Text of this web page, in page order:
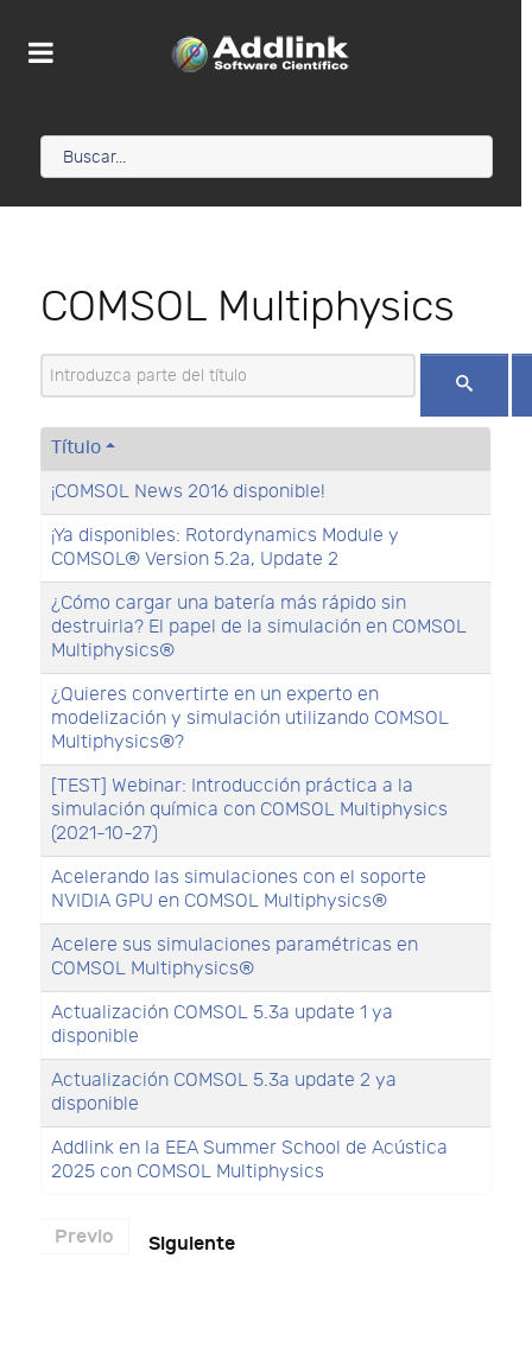
COMSOL Multiphysics
Introduzca parte del título
Título
¡COMSOL News 2016 disponible!
¡Ya disponibles: Rotordynamics Module y
COMSOL® Version 5.2a, Update 2
¿Cómo cargar una batería más rápido sin
destruirla? El papel de la simulación en COMSOL
Multiphysics®
¿Quieres convertirte en un experto en
modelización y simulación utilizando COMSOL
Multiphysics®?
[TEST] Webinar: Introducción práctica a la
simulación química con COMSOL Multiphysics
(2021-10-27)
Acelerando las simulaciones con el soporte
NVIDIA GPU en COMSOL Multiphysics®
Acelere sus simulaciones paramétricas en
COMSOL Multiphysics®
Actualización COMSOL 5.3a update 1 ya
disponible
Actualización COMSOL 5.3a update 2 ya
disponible
Addlink en la EEA Summer School de Acústica
2025 con COMSOL Multiphysics
Previo Siguiente